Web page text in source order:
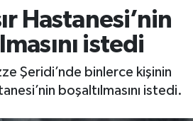
Hastanesi’nin
istedi
Şeridi’nde binlerce kişinin
boşaltılmasını istedi.
Namaz Vakitleri
Trafik Yoğunluk Haritası
ve Fikstür